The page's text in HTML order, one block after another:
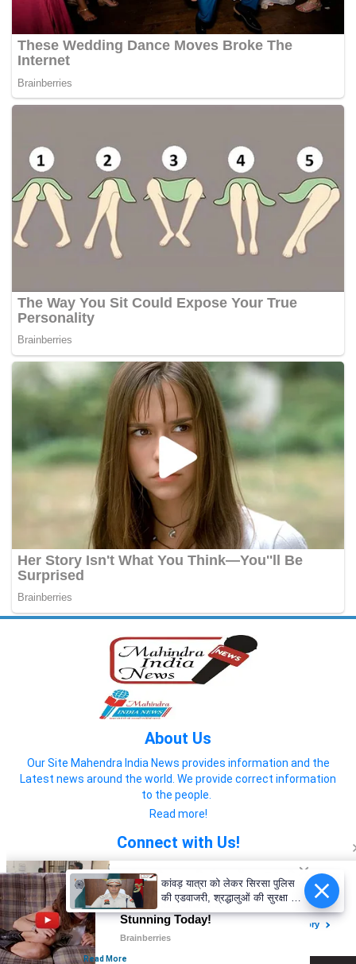
About Us
Our Site Mahendra India News provides information and the
Latest news around the world. We provide correct information
to the people.
Read more!
Connect with Us!
© 2022 Mahendra India News
कांवड़ यात्रा को लेकर सिरसा पुलिस
की एडवाजरी, श्रद्धालुओं की सुरक्षा के
पुख्ता इंतजाम